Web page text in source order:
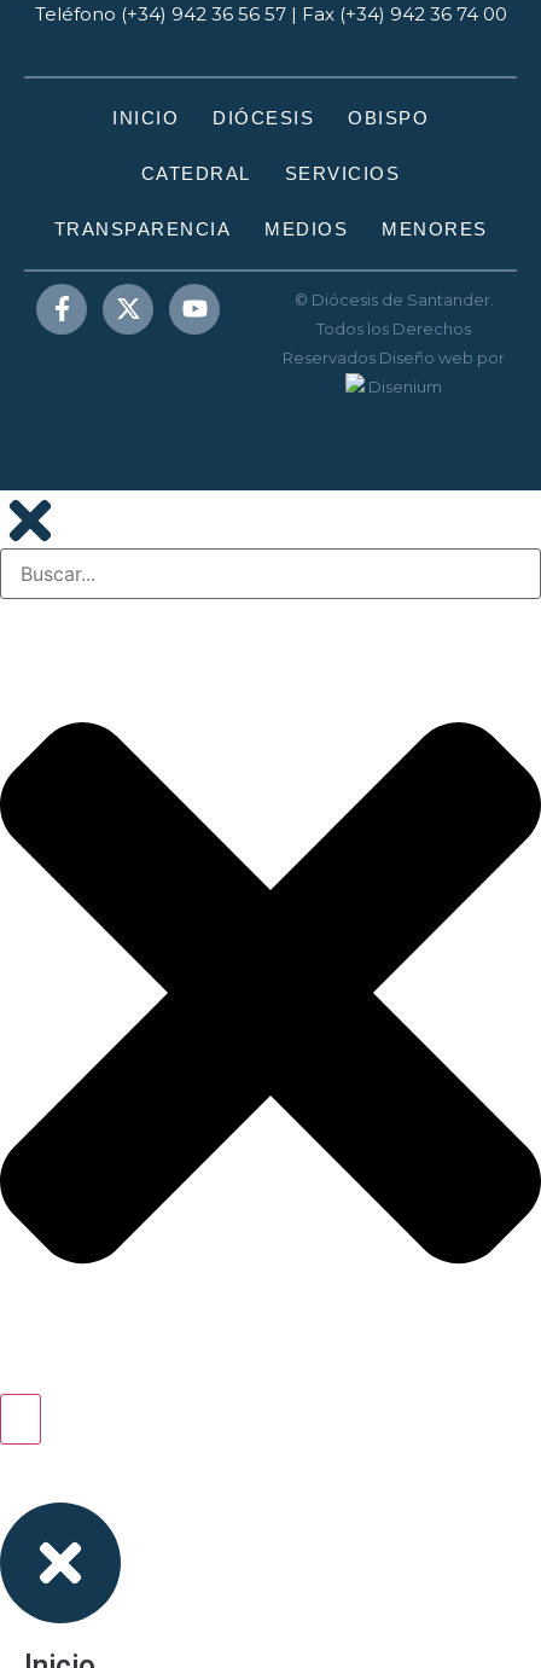
Teléfono (+34) 942 36 56 57 | Fax (+34) 942 36 74 00
INICIO DIÓCESIS OBISPO
CATEDRAL SERVICIOS
TRANSPARENCIA MEDIOS MENORES
© Diócesis de Santander.
Todos los Derechos
Reservados Diseño web por
Disenium